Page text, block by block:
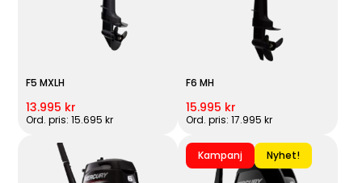
F5 MXLH
13.995 kr
Ord. pris: 15.695 kr
F6 MH
15.995 kr
Ord. pris: 17.995 kr
Kampanj Nyhet!